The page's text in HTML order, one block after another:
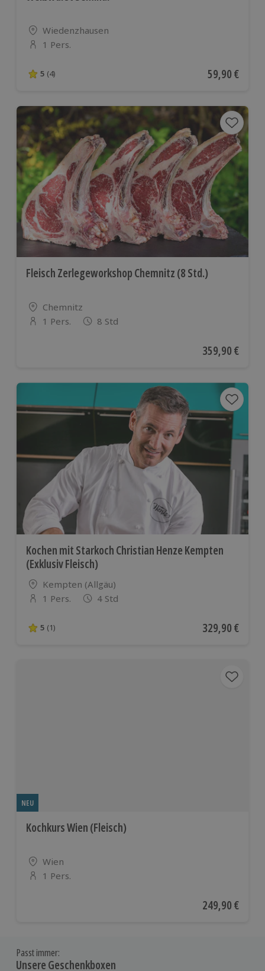
Standort
Wiedenzhausen
Anzahl der Teilnehmer
1 Pers.
5 von 5 Sternen basierend auf 4 Bewertungen
5 (4) Aktueller
59,90 €
Fleisch Zerlegeworkshop Chemnitz (8 Std.)
Standort
Chemnitz
Anzahl der Teilnehmer
1 Pers. 8 Std
Aktueller Preis
359,90 €
Kochen mit Starkoch Christian Henze Kempten
(Exklusiv Fleisch)
Standort
Kempten (Allgäu)
Anzahl der Teilnehmer
1 Pers. 4 Std
5 von 5 Sternen basierend auf 1 Bewertungen
5 (1) Aktueller Preis
329,90 €
NEU
Kochkurs Wien (Fleisch)
Standort
Wien
Anzahl der Teilnehmer
1 Pers.
Aktueller Preis
249,90 €
Passt immer:
Unsere Geschenkboxen